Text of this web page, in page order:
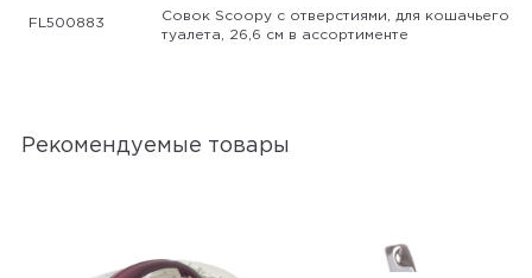
FL500883
Совок Scoopy с отверстиями, для кошачьего
туалета, 26,6 см в ассортименте
Рекомендуемые товары